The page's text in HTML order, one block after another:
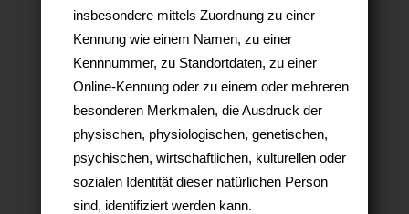
insbesondere mittels Zuordnung zu einer
Kennung wie einem Namen, zu einer
Kennnummer, zu Standortdaten, zu einer
Online-Kennung oder zu einem oder mehreren
besonderen Merkmalen, die Ausdruck der
physischen, physiologischen, genetischen,
psychischen, wirtschaftlichen, kulturellen oder
sozialen Identität dieser natürlichen Person
sind, identifiziert werden kann.